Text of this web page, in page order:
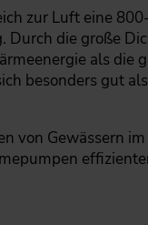
zur Luft eine
die große
als die
besonders gut
von Gewässern